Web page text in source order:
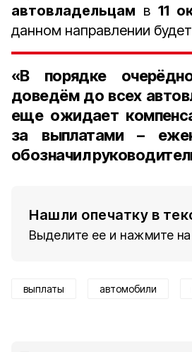
автовладельцам в 11
данном направлении
«В порядке
доведём до всех
еще ожидает
за выплатами –
обозначил
Нашли опечатку в
Выделите ее и нажмите на
выплаты автомобили